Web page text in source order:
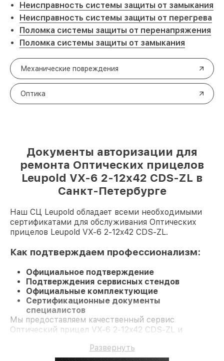
Неисправность системы защиты от замыкания
Неисправность системы защиты от перегрева
Поломка системы защиты от перенапряжения
Поломка системы защиты от замыкания
Механические повреждения
Оптика
Документы авторизации для
ремонта Оптических прицелов
Leupold VX-6 2-12x42 CDS-ZL в
Санкт-Петербурге
Наш СЦ Leupold обладает всеми необходимыми
сертификатами для обслуживания Оптических
прицелов Leupold VX-6 2-12x42 CDS-ZL.
Как подтверждаем профессионализм:
Официальное подтверждение
Подтверждения сервисных стендов
Официальные комплектующие
Сертификационные документы
специалистов
Мы предоставляем качественный сервис
Оптический прицел VX-6 2-12x42 CDS-ZL и
Развернуть